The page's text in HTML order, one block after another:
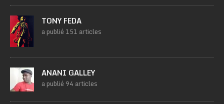
TONY FEDA
a publié 151 articles
ANANI GALLEY
a publié 94 articles